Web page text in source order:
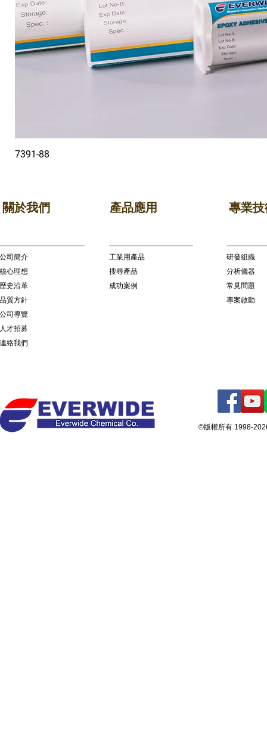
7391-88
關於我們 產品應用 專業
公司簡介
核心理想
歷史沿革
品質方針
公司導覽
人才招募
連絡我們
​工業用產品
搜尋產品
成功案例
研發組織
分析儀器
常見問題
專案啟動
©版權所有 1998-